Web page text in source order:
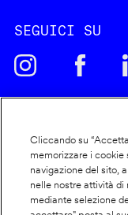
SEGUICI SU
Footer
info
Cookie policy
Dichiarazione di
Privacy
Cliccando su
memorizzare i
navigazione del sito,
nelle nostre attività di
mediante selezione